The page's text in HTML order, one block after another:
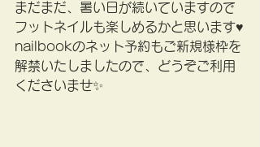
まだまだ、暑い日が続いていますので
フットネイルも楽しめるかと思います♥
nailbookのネット予約もご新規様枠を
解禁いたしましたので、どうぞご利用
くださいませ✨